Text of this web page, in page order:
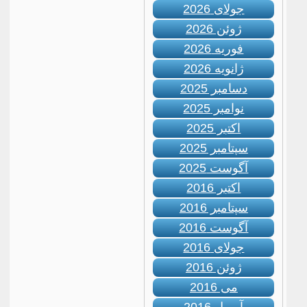
جولای 2026
ژوئن 2026
فوریه 2026
ژانویه 2026
دسامبر 2025
نوامبر 2025
اکتبر 2025
سپتامبر 2025
آگوست 2025
اکتبر 2016
سپتامبر 2016
آگوست 2016
جولای 2016
ژوئن 2016
می 2016